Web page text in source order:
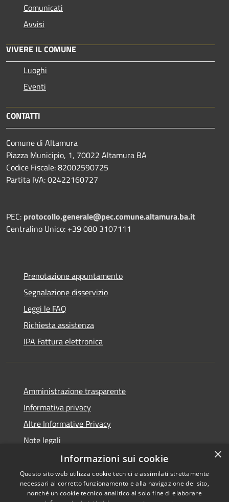
Comunicati
Avvisi
VIVERE IL COMUNE
Luoghi
Eventi
CONTATTI
Comune di Altamura
Piazza Municipio, 1, 70022 Altamura BA
Codice Fiscale: 82002590725
Partita IVA: 02422160727
PEC: protocollo.generale@pec.comune.altamura.ba.it
Centralino Unico: +39 080 3107111
Prenotazione appuntamento
Segnalazione disservizio
Leggi le FAQ
Richiesta assistenza
IPA Fattura elettronica
Amministrazione trasparente
Informativa privacy
Altre Informative Privacy
Note legali
Dichiarazione di accessibilità
×
Informazioni sui cookie
Questo sito web utilizza cookie tecnici e assimilati strettamente
necessari al corretto funzionamento e alla navigazione del sito,
nonché un cookie tecnico analitico al solo fine di elaborare